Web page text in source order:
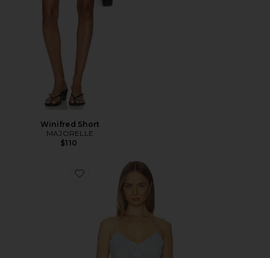
Winifred Short
MAJORELLE
$110
Favorite Vespera Top